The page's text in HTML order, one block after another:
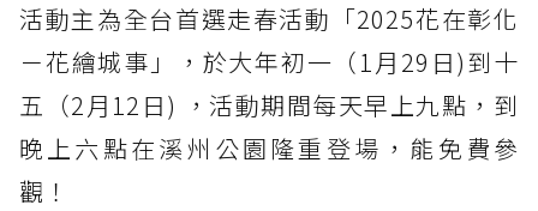
活動主為全台首選走春活動「2025花在彰化
－花繪城事」，於大年初一（1月29日)到十
五（2月12日) ，活動期間每天早上九點，到
晚上六點在溪州公園隆重登場，能免費參
觀！